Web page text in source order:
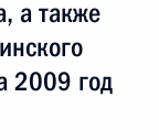
а также
2009 год